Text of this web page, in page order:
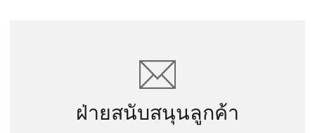
ฝ่ายสนับสนุนลูกค้า